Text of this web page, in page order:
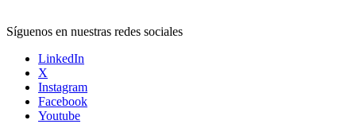
Síguenos en nuestras redes sociales
LinkedIn
X
Instagram
Facebook
Youtube